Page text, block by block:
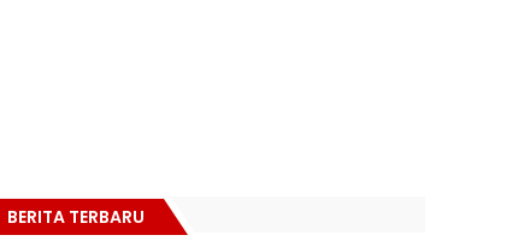
BERITA TERBARU